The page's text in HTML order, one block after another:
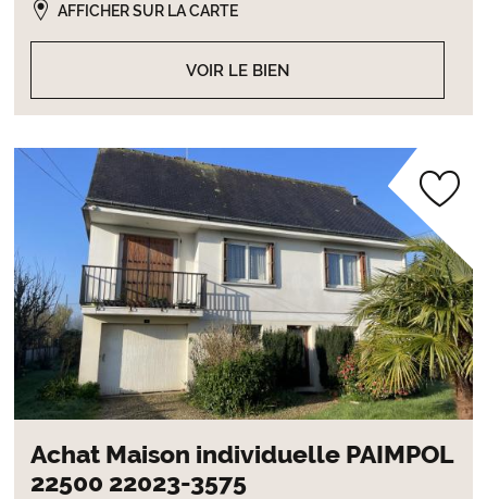
VOIR LE BIEN
AFFICHER SUR LA CARTE
Achat Maison individuelle PAIMPOL
22500 22023-3575